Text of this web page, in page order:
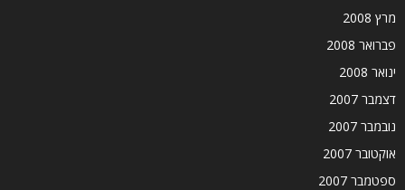
מרץ 2008
פברואר 2008
ינואר 2008
דצמבר 2007
נובמבר 2007
אוקטובר 2007
ספטמבר 2007